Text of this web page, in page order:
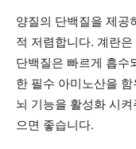
양질의 단백질을 제공
적 저렴합니다. 계란
단백질은 빠르게 흡수
한 필수 아미노산을
뇌 기능을 활성화 시
으면 좋습니다.